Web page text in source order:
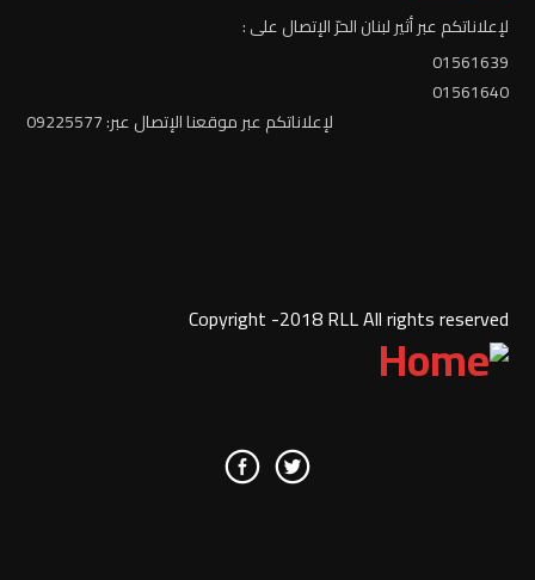
لإعلاناتكم عبر أثير لبنان الحرّ الإتصال على :
01561639
01561640
لإعلاناتكم عبر موقعنا الإتصال عبر: 09225577
Copyright -2018 RLL All rights reserved